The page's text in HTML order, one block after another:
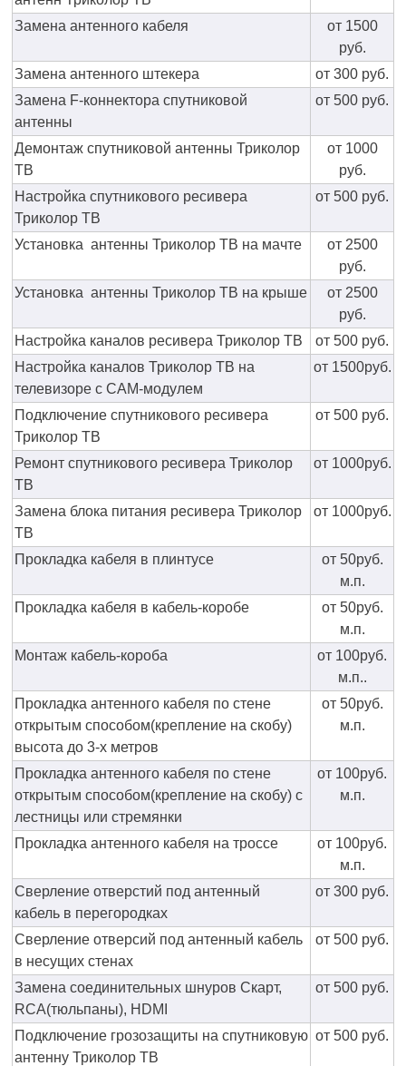
Замена антенного кабеля
от 1500
руб.
Замена антенного штекера
от 300 руб.
Замена F-коннектора спутниковой
антенны
от 500 руб.
Демонтаж спутниковой антенны Триколор
ТВ
от 1000
руб.
Настройка спутникового ресивера
Триколор ТВ
от 500 руб.
Установка антенны Триколор ТВ на мачте
от 2500
руб.
Установка антенны Триколор ТВ на крыше
от 2500
руб.
Настройка каналов ресивера Триколор ТВ
от 500 руб.
Настройка каналов Триколор ТВ на
телевизоре с CAM-модулем
от 1500руб.
Подключение спутникового ресивера
Триколор ТВ
от 500 руб.
Ремонт спутникового ресивера Триколор
ТВ
от 1000руб.
Замена блока питания ресивера Триколор
ТВ
от 1000руб.
Прокладка кабеля в плинтусе
от 50руб.
м.п.
Прокладка кабеля в кабель-коробе
от 50руб.
м.п.
Монтаж кабель-короба
от 100руб.
м.п..
Прокладка антенного кабеля по стене
открытым способом(крепление на скобу)
высота до 3-х метров
от 50руб.
м.п.
Прокладка антенного кабеля по стене
открытым способом(крепление на скобу) с
лестницы или стремянки
от 100руб.
м.п.
Прокладка антенного кабеля на троссе
от 100руб.
м.п.
Сверление отверстий под антенный
кабель в перегородках
от 300 руб.
Сверление отверсий под антенный кабель
в несущих стенах
от 500 руб.
Замена соединительных шнуров Скарт,
RCA(тюльпаны), HDMI
от 500 руб.
Подключение грозозащиты на спутниковую
антенну Триколор ТВ
от 500 руб.